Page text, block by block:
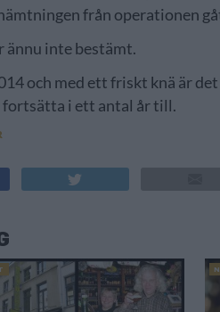
från operationen
inte bestämt.
och med ett friskt knä är
fortsätta i ett antal år till.